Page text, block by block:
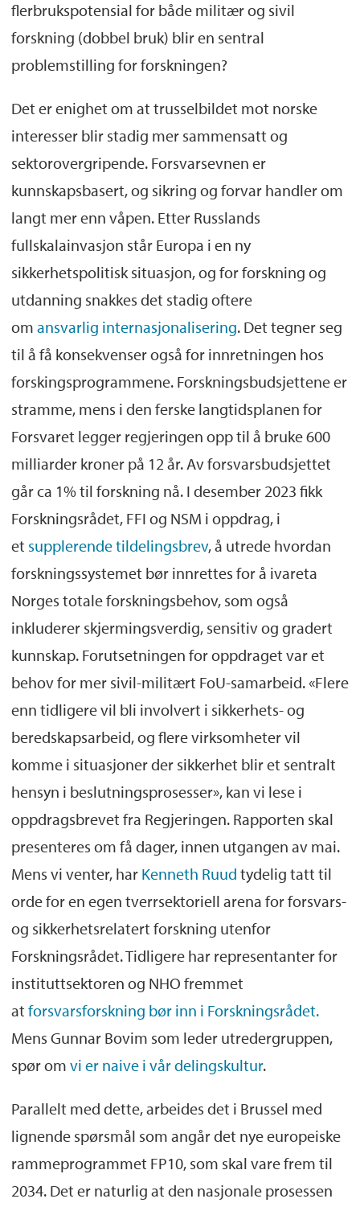
flerbrukspotensial for både militær og sivil
forskning (dobbel bruk) blir en sentral
problemstilling for forskningen?
Det er enighet om at trusselbildet mot norske
interesser blir stadig mer sammensatt og
sektorovergripende. Forsvarsevnen er
kunnskapsbasert, og sikring og forvar handler om
langt mer enn våpen. Etter Russlands
fullskalainvasjon står Europa i en ny
sikkerhetspolitisk situasjon, og for forskning og
utdanning snakkes det stadig oftere
om ansvarlig internasjonalisering. Det tegner seg
til å få konsekvenser også for innretningen hos
forskingsprogrammene. Forskningsbudsjettene er
stramme, mens i den ferske langtidsplanen for
Forsvaret legger regjeringen opp til å bruke 600
milliarder kroner på 12 år. Av forsvarsbudsjettet
går ca 1% til forskning nå. I desember 2023 fikk
Forskningsrådet, FFI og NSM i oppdrag, i
et supplerende tildelingsbrev, å utrede hvordan
forskningssystemet bør innrettes for å ivareta
Norges totale forskningsbehov, som også
inkluderer skjermingsverdig, sensitiv og gradert
kunnskap. Forutsetningen for oppdraget var et
behov for mer sivil-militært FoU-samarbeid. «Flere
enn tidligere vil bli involvert i sikkerhets- og
beredskapsarbeid, og flere virksomheter vil
komme i situasjoner der sikkerhet blir et sentralt
hensyn i beslutningsprosesser», kan vi lese i
oppdragsbrevet fra Regjeringen. Rapporten skal
presenteres om få dager, innen utgangen av mai.
Mens vi venter, har Kenneth Ruud tydelig tatt til
orde for en egen tverrsektoriell arena for forsvars-
og sikkerhetsrelatert forskning utenfor
Forskningsrådet. Tidligere har representanter for
instituttsektoren og NHO fremmet
at forsvarsforskning bør inn i Forskningsrådet.
Mens Gunnar Bovim som leder utredergruppen,
spør om vi er naive i vår delingskultur.
Parallelt med dette, arbeides det i Brussel med
lignende spørsmål som angår det nye europeiske
rammeprogrammet FP10, som skal vare frem til
2034. Det er naturlig at den nasjonale prosessen